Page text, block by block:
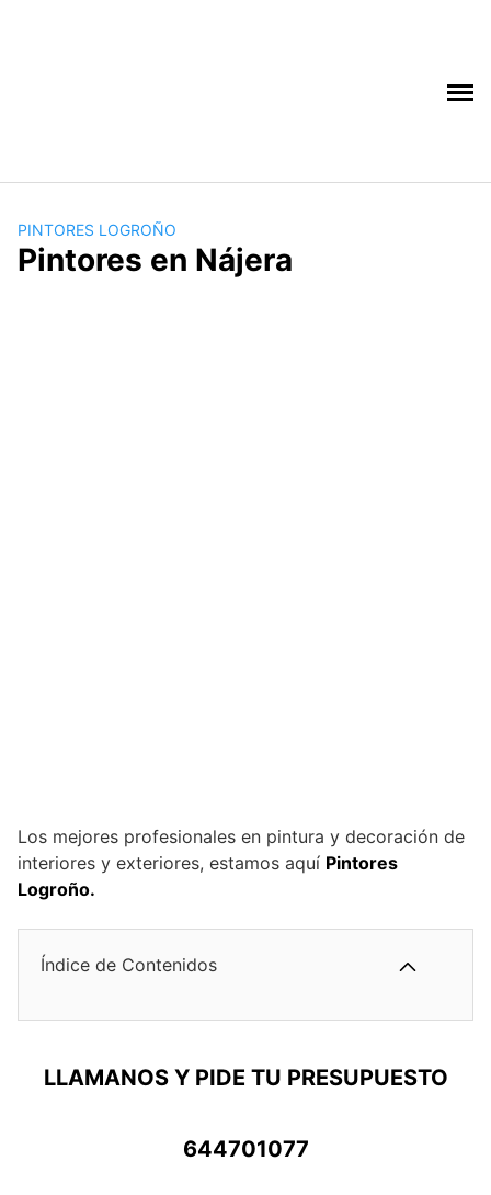
PINTORES LOGROÑO
Pintores en Nájera
Los mejores profesionales en pintura y decoración de
interiores y exteriores, estamos aquí Pintores
Logroño.
Índice de Contenidos
LLAMANOS Y PIDE TU PRESUPUESTO
644701077